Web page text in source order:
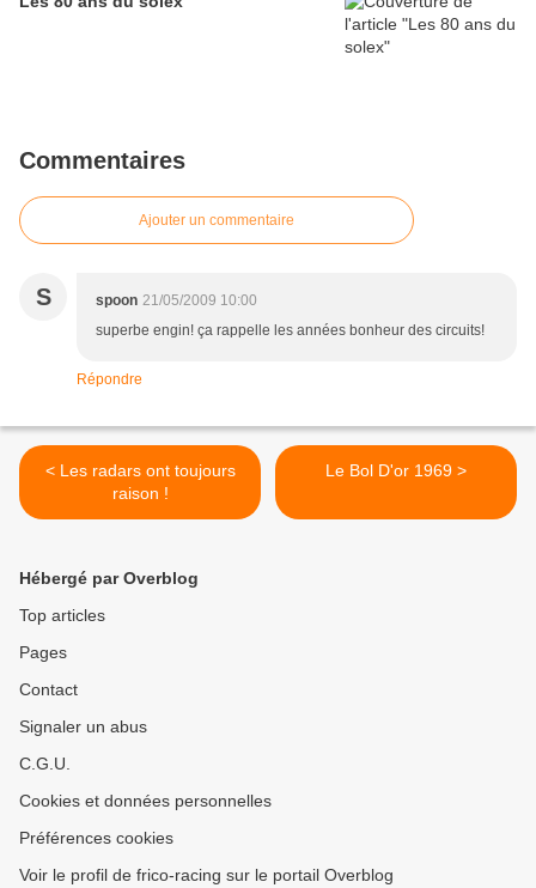
Commentaires
Ajouter un commentaire
S spoon 21/05/2009 10:00
superbe engin! ça rappelle les années bonheur des circuits!
Répondre
< Les radars ont toujours
raison !
Le Bol D'or 1969 >
Hébergé par Overblog
Top articles
Pages
Contact
Signaler un abus
C.G.U.
Cookies et données personnelles
Préférences cookies
Voir le profil de frico-racing sur le portail Overblog